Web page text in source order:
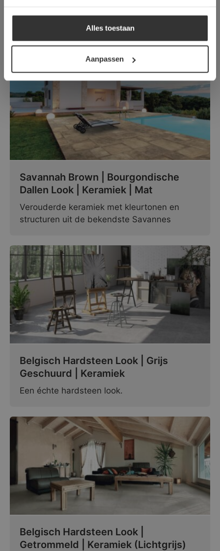
Alles toestaan
Aanpassen
Het meest natuurgetrouwe alternatief voor
Savannah Brown | Bourgondische
Dallen Look | Keramiek | Mat
Verouderde keramiek met kleurtonen en
structuren uit de bekendste Savannes
Belgisch Hardsteen Look | Grijs
Geschuurd | Keramiek
Een échte hardsteen look.
Belgisch Hardsteen Look |
Getrommeld | Keramiek (Lichtgrijs)
ALLES AFWIJZEN
DETAILS WEERGEVEN